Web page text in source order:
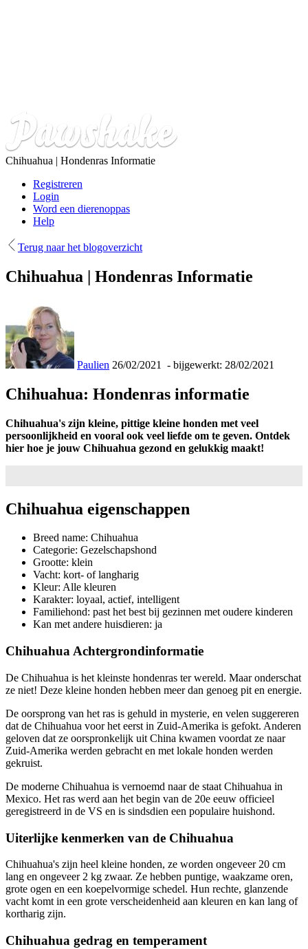
Chihuahua | Hondenras Informatie
Registreren
Login
Word een dierenoppas
Help
Terug naar het blogoverzicht
Chihuahua | Hondenras Informatie
Paulien 26/02/2021 - bijgewerkt: 28/02/2021
Chihuahua: Hondenras informatie
Chihuahua's zijn kleine, pittige kleine honden met veel
persoonlijkheid en vooral ook veel liefde om te geven. Ontdek
hier hoe je jouw Chihuahua gezond en gelukkig maakt!
Chihuahua eigenschappen
Breed name: Chihuahua
Categorie: Gezelschapshond
Grootte: klein
Vacht: kort- of langharig
Kleur: Alle kleuren
Karakter: loyaal, actief, intelligent
Familiehond: past het best bij gezinnen met oudere kinderen
Kan met andere huisdieren: ja
Chihuahua Achtergrondinformatie
De Chihuahua is het kleinste hondenras ter wereld. Maar onderschat
ze niet! Deze kleine honden hebben meer dan genoeg pit en energie.
De oorsprong van het ras is gehuld in mysterie, en velen suggereren
dat de Chihuahua voor het eerst in Zuid-Amerika is gefokt. Anderen
geloven dat ze oorspronkelijk uit China kwamen voordat ze naar
Zuid-Amerika werden gebracht en met lokale honden werden
gekruist.
De moderne Chihuahua is vernoemd naar de staat Chihuahua in
Mexico. Het ras werd aan het begin van de 20e eeuw officieel
geregistreerd in de VS en is sindsdien een populaire huishond.
Uiterlijke kenmerken van de Chihuahua
Chihuahua's zijn heel kleine honden, ze worden ongeveer 20 cm
lang en ongeveer 2 kg zwaar. Ze hebben puntige, waakzame oren,
grote ogen en een koepelvormige schedel. Hun rechte, glanzende
vacht komt in een grote verscheidenheid aan kleuren en kan lang of
kortharig zijn.
Chihuahua gedrag en temperament